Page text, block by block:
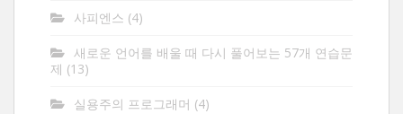
사피엔스 (4)
새로운 언어를 배울 때 다시 풀어보는 57개 연습문
제 (13)
실용주의 프로그래머 (4)